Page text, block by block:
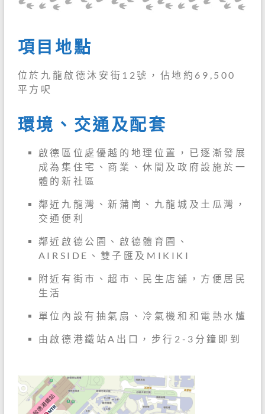
項目地點
位於九龍啟德沐安街12號，佔地約69,500
平方呎
環境、交通及配套
啟德區位處優越的地理位置，已逐漸發展
成為集住宅、商業、休閒及政府設施於一
體的新社區
鄰近九龍灣、新蒲崗、九龍城及土瓜灣，
交通便利
鄰近啟德公園、啟德體育園、
AIRSIDE、雙子匯及MIKIKI
附近有街市、超市、民生店舖，方便居民
生活
單位內設有抽氣扇、冷氣機和和電熱水爐
由啟德港鐵站A出口，步行2-3分鐘即到